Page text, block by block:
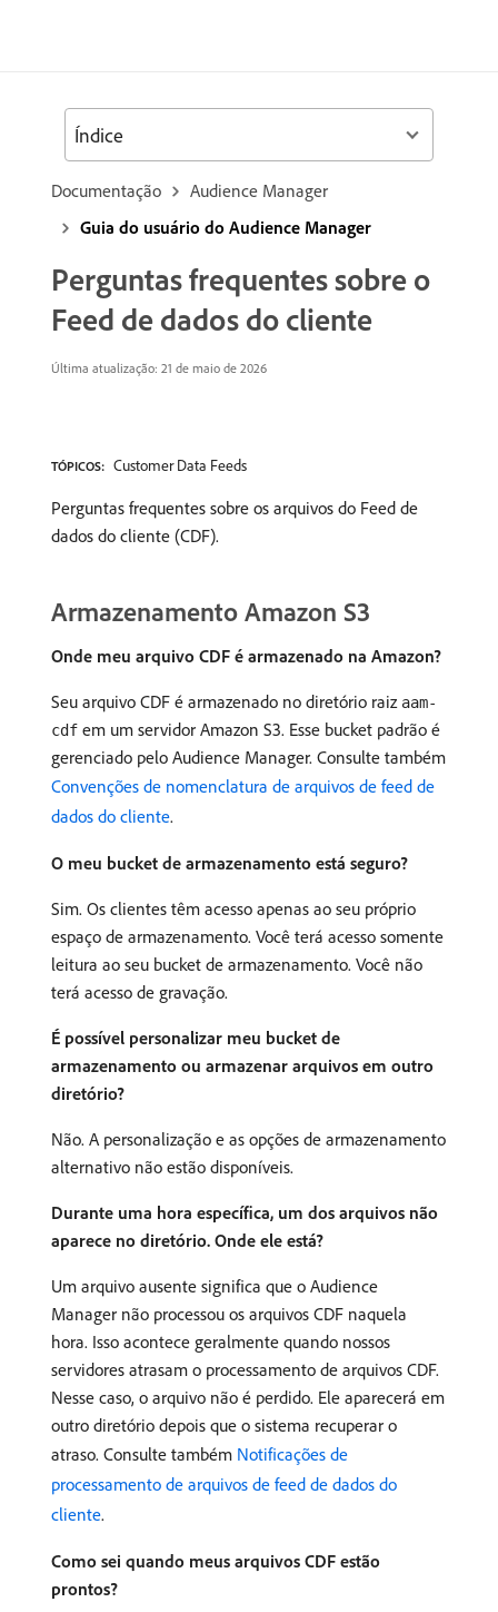
Documentação
Audience Manager
Guia do usuário do Audience Manager
Perguntas frequentes sobre o
Feed de dados do cliente
Última atualização: 21 de maio de 2026
TÓPICOS: Customer Data Feeds
Perguntas frequentes sobre os arquivos do Feed de
dados do cliente (CDF).
Armazenamento Amazon S3
Onde meu arquivo CDF é armazenado na Amazon?
Seu arquivo CDF é armazenado no diretório raiz aam-
cdf em um servidor Amazon S3. Esse bucket padrão é
gerenciado pelo Audience Manager. Consulte também
Convenções de nomenclatura de arquivos de feed de
dados do cliente.
O meu bucket de armazenamento está seguro?
Sim. Os clientes têm acesso apenas ao seu próprio
espaço de armazenamento. Você terá acesso somente
leitura ao seu bucket de armazenamento. Você não
terá acesso de gravação.
É possível personalizar meu bucket de
armazenamento ou armazenar arquivos em outro
diretório?
Não. A personalização e as opções de armazenamento
alternativo não estão disponíveis.
Durante uma hora específica, um dos arquivos não
aparece no diretório. Onde ele está?
Um arquivo ausente significa que o Audience
Manager não processou os arquivos CDF naquela
hora. Isso acontece geralmente quando nossos
servidores atrasam o processamento de arquivos CDF.
Nesse caso, o arquivo não é perdido. Ele aparecerá em
outro diretório depois que o sistema recuperar o
atraso. Consulte também Notificações de
processamento de arquivos de feed de dados do
cliente.
Como sei quando meus arquivos CDF estão
prontos?
Índice